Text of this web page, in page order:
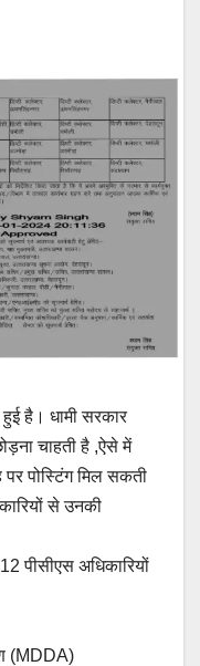
है। धामी सरकार
चाहती है ,ऐसे में
पोस्टिंग मिल सकती
से उनकी
पीसीएस अधिकारियों
(MDDA)